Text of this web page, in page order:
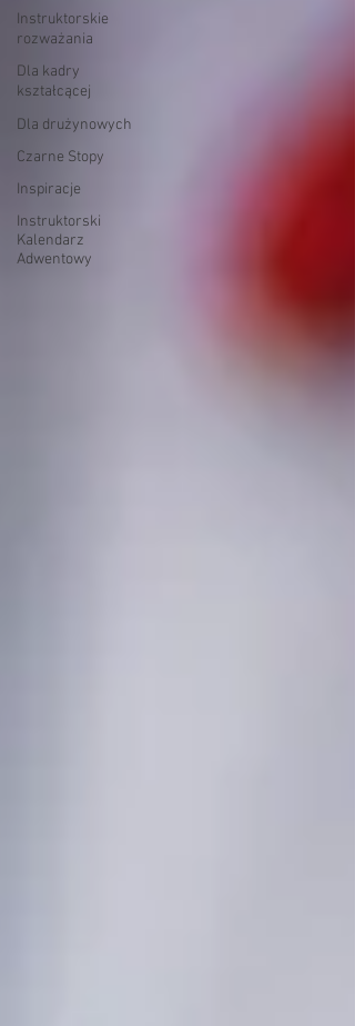
Instruktorskie
rozważania
Dla kadry
kształcącej
Dla drużynowych
Czarne Stopy
Inspiracje
Instruktorski
Kalendarz
Adwentowy